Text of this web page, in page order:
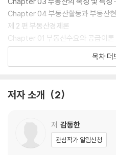
Chapter 04 부동산활동과 부동산현상
제 2 편 부동산경제론
Chapter 01 부동산수요와 공급이론
Chapter 02 부동산수요와 공급의
Chapter 03 부동산시장의 균형 및 그
Chapter 01 부동산시장
제 4 편 부동산정책론
Chapter 01 부동산문제
Chapter 02 부동산정책
목차 더
저자 소개 2
저 감동한
관심작가 알림신청